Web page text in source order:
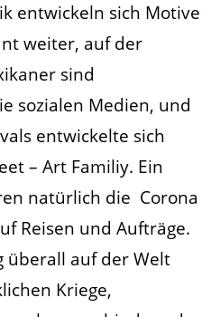
entwickeln sich Motive
weiter, auf der
sind
sozialen Medien, und
entwickelte sich
– Art Familiy. Ein
natürlich die Corona
Reisen und Aufträge.
überall auf der Welt
Kriege,